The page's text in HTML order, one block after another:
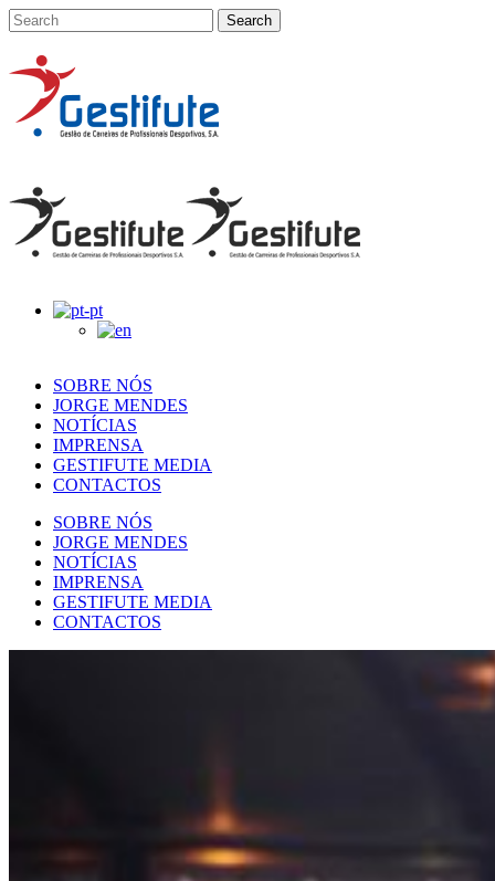
SOBRE NÓS
JORGE MENDES
NOTÍCIAS
IMPRENSA
GESTIFUTE MEDIA
CONTACTOS
SOBRE NÓS
JORGE MENDES
NOTÍCIAS
IMPRENSA
GESTIFUTE MEDIA
CONTACTOS